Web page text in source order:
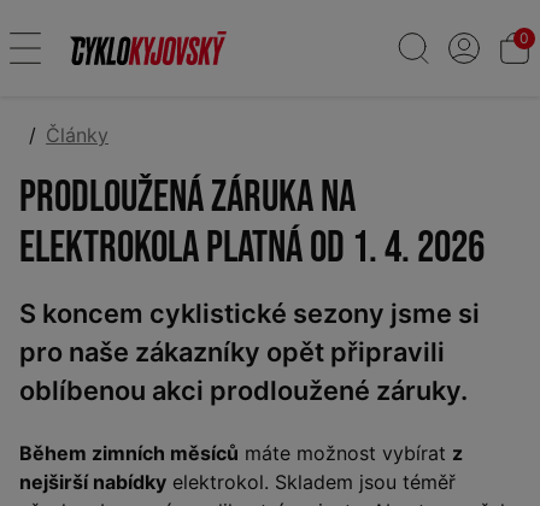
0
Články
Prodloužená záruka na
elektrokola platná od 1. 4. 2026
S koncem cyklistické sezony jsme si
pro naše zákazníky opět připravili
oblíbenou akci prodloužené záruky.
Během zimních měsíců máte možnost vybírat z
nejširší nabídky elektrokol. Skladem jsou téměř